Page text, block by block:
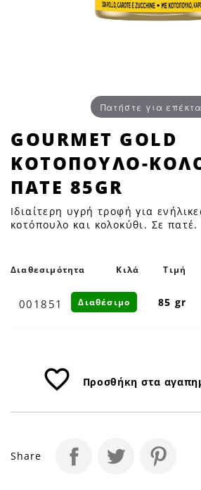
Πατήστε για
GOURMET
GOLD
ΚΟΤΟΠΟΥΛΟ-
ΚΟΛΟΚΥΘΙ
ΠΑΤΕ
85GR
GOURMET GOLD
ΚΟΤΟΠΟΥΛΟ-
ΠΑΤΕ 85GR
Ιδιαίτερη υγρή τροφή για
κοτόπουλο και κολοκύθι. Σε πατέ.
Διαθεσιμότητα Κιλά Τιμή
001851 85 gr
Διαθέσιμο
favorite_border Προσθήκη στα
Share